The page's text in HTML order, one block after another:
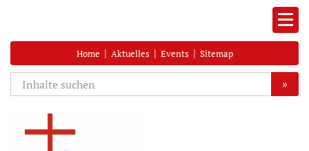
Home | Aktuelles | Events | Sitemap
»